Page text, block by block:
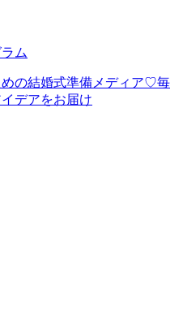
ム
の結婚式準備メディア♡毎
デアをお届け